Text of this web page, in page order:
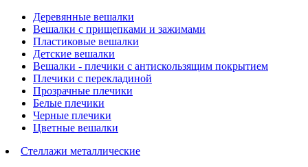
Деревянные вешалки
Вешалки с прищепками и зажимами
Пластиковые вешалки
Детские вешалки
Вешалки - плечики с антискользящим покрытием
Плечики с перекладиной
Прозрачные плечики
Белые плечики
Черные плечики
Цветные вешалки
Стеллажи металлические